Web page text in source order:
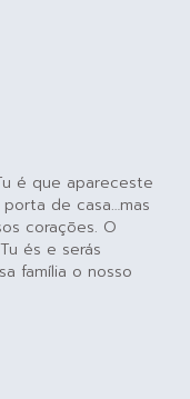
é que apareceste
de casa…mas
corações. O
és e serás
família o nosso